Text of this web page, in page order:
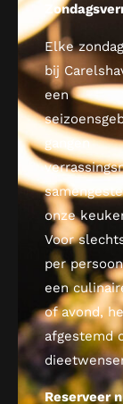
Elke
bij
een
gangen
onze
Voor
per
een
of avond,
afgestemd
Reserveer